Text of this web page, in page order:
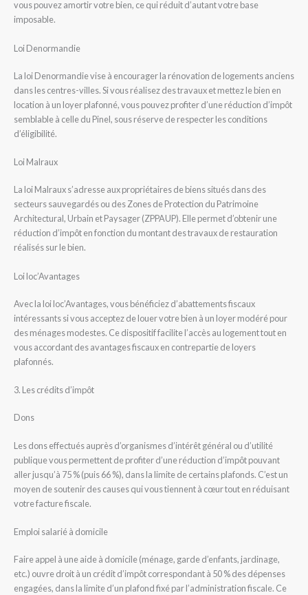
vous pouvez amortir votre bien, ce qui réduit d’autant votre base
imposable.
Loi Denormandie
La loi Denormandie vise à encourager la rénovation de logements anciens
dans les centres-villes. Si vous réalisez des travaux et mettez le bien en
location à un loyer plafonné, vous pouvez profiter d’une réduction d’impôt
semblable à celle du Pinel, sous réserve de respecter les conditions
d’éligibilité.
Loi Malraux
La loi Malraux s’adresse aux propriétaires de biens situés dans des
secteurs sauvegardés ou des Zones de Protection du Patrimoine
Architectural, Urbain et Paysager (ZPPAUP). Elle permet d’obtenir une
réduction d’impôt en fonction du montant des travaux de restauration
réalisés sur le bien.
Loi loc’Avantages
Avec la loi loc’Avantages, vous bénéficiez d’abattements fiscaux
intéressants si vous acceptez de louer votre bien à un loyer modéré pour
des ménages modestes. Ce dispositif facilite l’accès au logement tout en
vous accordant des avantages fiscaux en contrepartie de loyers
plafonnés.
3. Les crédits d’impôt
Dons
Les dons effectués auprès d’organismes d’intérêt général ou d’utilité
publique vous permettent de profiter d’une réduction d’impôt pouvant
aller jusqu’à 75 % (puis 66 %), dans la limite de certains plafonds. C’est un
moyen de soutenir des causes qui vous tiennent à cœur tout en réduisant
votre facture fiscale.
Emploi salarié à domicile
Faire appel à une aide à domicile (ménage, garde d’enfants, jardinage,
etc.) ouvre droit à un crédit d’impôt correspondant à 50 % des dépenses
engagées, dans la limite d’un plafond fixé par l’administration fiscale. Ce